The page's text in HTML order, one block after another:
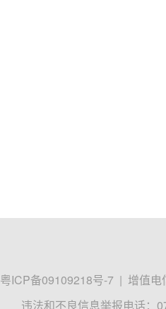
粤ICP备09109218号-7 | 增值电
违法和不良信息举报电话：